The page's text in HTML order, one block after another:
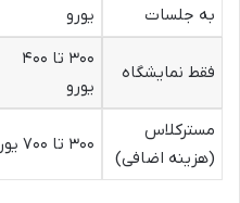
به جلسات
یورو
فقط نمایشگاه
۳۰۰ تا ۴۰۰
یورو
مسترکلاس
(هزینه اضافی)
۳۰۰ تا ۷۰۰ یورو (بسته به نوع و مدت)